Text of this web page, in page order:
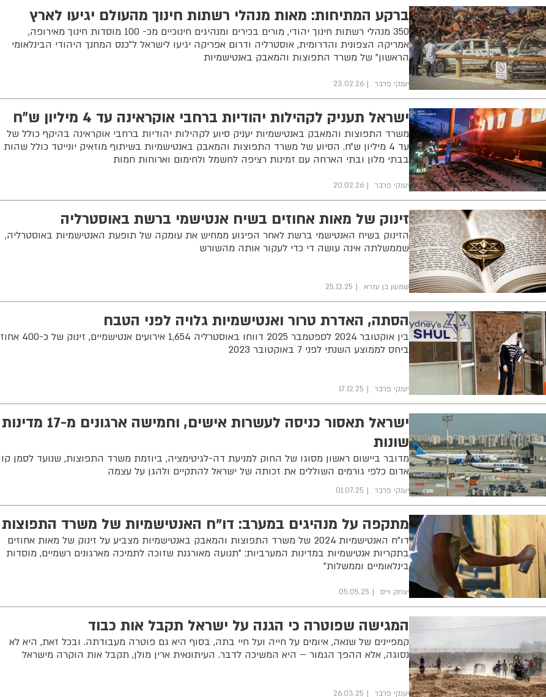
ברקע המתיחות: מאות מנהלי רשתות חינוך מהעולם יגיעו לארץ
350 מנהלי רשתות חינוך יהודי, מורים בכירים ומנהיגים חינוכיים מכ- 100 מוסדות חינוך מאירופה,
אמריקה הצפונית והדרומית, אוסטרליה ודרום אפריקה יגיעו לישראל ל"כנס המחנך היהודי הבינלאומי
הראשון" של משרד התפוצות והמאבק באנטישמיות
יענקי פרבר 23.02.26
ישראל תעניק לקהילות יהודיות ברחבי אוקראינה עד 4 מיליון ש״ח
משרד התפוצות והמאבק באנטישמיות יעניק סיוע לקהילות יהודיות ברחבי אוקראינה בהיקף כולל של
עד 4 מיליון ש״ח. הסיוע של משרד התפוצות והמאבק באנטישמיות בשיתוף מוזאיק יונייטד כולל שהות
בבתי מלון ובתי הארחה עם זמינות רציפה לחשמל ולחימום וארוחות חמות
יענקי פרבר 20.02.26
זינוק של מאות אחוזים בשיח אנטישמי ברשת באוסטרליה
הזינוק בשיח האנטישמי ברשת לאחר הפיגוע ממחיש את עומקה של תופעת האנטישמיות באוסטרליה,
שממשלתה אינה עושה די כדי לעקור אותה מהשורש
שמעון בן עזרא 25.12.25
הסתה, האדרת טרור ואנטישמיות גלויה לפני הטבח
בין אוקטובר 2024 לספטמבר 2025 דווחו באוסטרליה 1,654 אירועים אנטישמיים, זינוק של כ-400 אחוז
ביחס לממוצע השנתי לפני 7 באוקטובר 2023
יענקי פרבר 17.12.25
ישראל תאסור כניסה לעשרות אישים, וחמישה ארגונים מ-17 מדינות
שונות
מדובר ביישום ראשון מסוגו של החוק למניעת דה-לגיטימציה, ביוזמת משרד התפוצות, שנועד לסמן קו
אדום כלפי גורמים השוללים את זכותה של ישראל להתקיים ולהגן על עצמה
יענקי פרבר 01.07.25
מתקפה על מנהיגים במערב: דו"ח האנטישמיות של משרד התפוצות
דו"ח האנטישמיות 2024 של משרד התפוצות והמאבק באנטישמיות מצביע על זינוק של מאות אחוזים
בתקריות אנטישמיות במדינות המערביות: "תנועה מאורגנת שזוכה לתמיכה מארגונים רשמיים, מוסדות
בינלאומיים וממשלות"
יצחק וייס 05.05.25
המגישה שפוטרה כי הגנה על ישראל תקבל אות כבוד
קמפיינים של שנאה, איומים על חייה ועל חיי בתה, בסוף היא גם פוטרה מעבודתה. ובכל זאת, היא לא
נסוגה, אלא ההפך הגמור – היא המשיכה לדבר. העיתונאית ארין מולן, תקבל אות הוקרה מישראל
יענקי פרבר 26.03.25